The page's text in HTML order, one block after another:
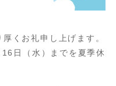
くお礼申し上げます。
日（水）までを夏季休